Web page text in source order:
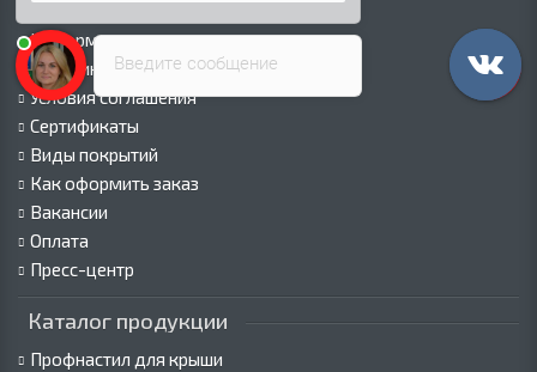
Информация о доставке
Политика безопасности
Условия соглашения
Сертификаты
Виды покрытий
Как оформить заказ
Вакансии
Оплата
Пресс-центр
Каталог продукции
Профнастил для крыши
Введите сообщение